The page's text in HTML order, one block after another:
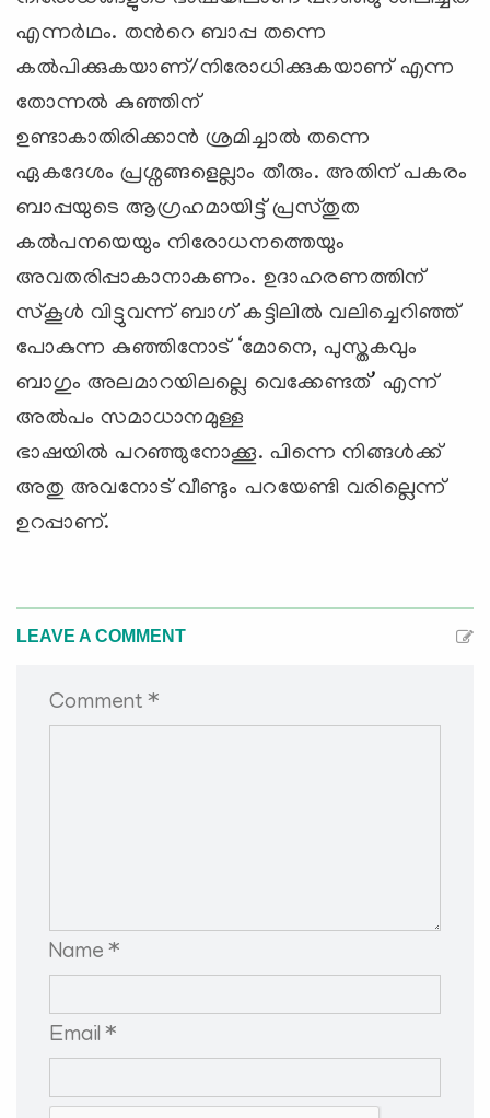
എന്നര്‍ഥം. തന്‍റെ ബാപ്പ തന്നെ
കല്‍പിക്കുകയാണ്/നിരോധിക്കുകയാണ് എന്ന
തോന്നല്‍ കുഞ്ഞിന്
ഉണ്ടാകാതിരിക്കാന്‍ ശ്രമിച്ചാല്‍ തന്നെ
ഏകദേശം പ്രശ്നങ്ങളെല്ലാം തീരും. അതിന് പകരം
ബാപ്പയുടെ ആഗ്രഹമായിട്ട് പ്രസ്തുത
കല്‍പനയെയും നിരോധനത്തെയും
അവതരിപ്പാകാനാകണം. ഉദാഹരണത്തിന്
സ്കൂള്‍ വിട്ടുവന്ന് ബാഗ് കട്ടിലില്‍ വലിച്ചെറിഞ്ഞ്
പോകുന്ന കുഞ്ഞിനോട് ‘മോനെ, പുസ്തകവും
ബാഗും അലമാറയിലല്ലെ വെക്കേണ്ടത്’ എന്ന്
അല്‍പം സമാധാനമുള്ള
ഭാഷയില്‍ പറഞ്ഞുനോക്കൂ. പിന്നെ നിങ്ങള്‍ക്ക്
അതു അവനോട് വീണ്ടും പറയേണ്ടി വരില്ലെന്ന്
ഉറപ്പാണ്.
LEAVE A COMMENT
Comment *
Name *
Email *